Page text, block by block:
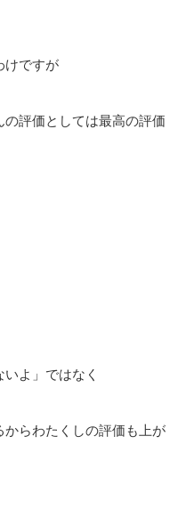
けですが
評価としては最高の評価
よ」ではなく
らわたくしの評価も上が